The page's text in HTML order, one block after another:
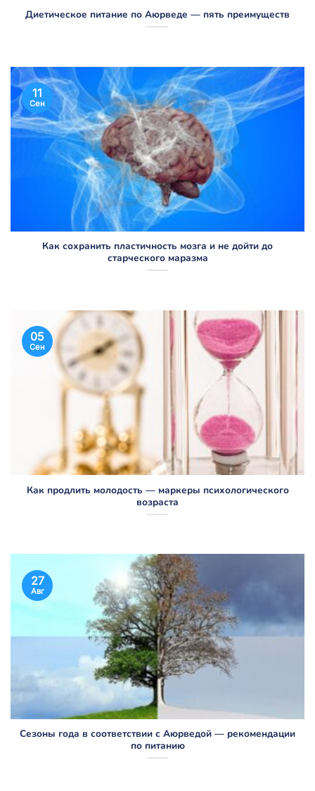
Диетическое питание по Аюрведе — пять преимуществ
Как сохранить пластичность мозга и не дойти до
старческого маразма
11
Сен
Как продлить молодость — маркеры психологического
возраста
05
Сен
Сезоны года в соответствии с Аюрведой — рекомендации
по питанию
27
Авг